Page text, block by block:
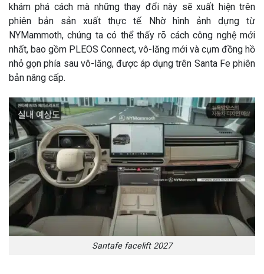
khám phá cách mà những thay đổi này sẽ xuất hiện trên
phiên bản sản xuất thực tế. Nhờ hình ảnh dựng từ
NYMammoth, chúng ta có thể thấy rõ cách công nghệ mới
nhất, bao gồm PLEOS Connect, vô-lăng mới và cụm đồng hồ
nhỏ gọn phía sau vô-lăng, được áp dụng trên Santa Fe phiên
bản nâng cấp.
Santafe facelift 2027